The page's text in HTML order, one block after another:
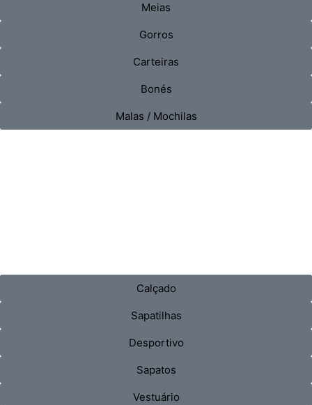
Meias
Gorros
Carteiras
Bonés
Malas / Mochilas
Calçado
Sapatilhas
Desportivo
Sapatos
Vestuário